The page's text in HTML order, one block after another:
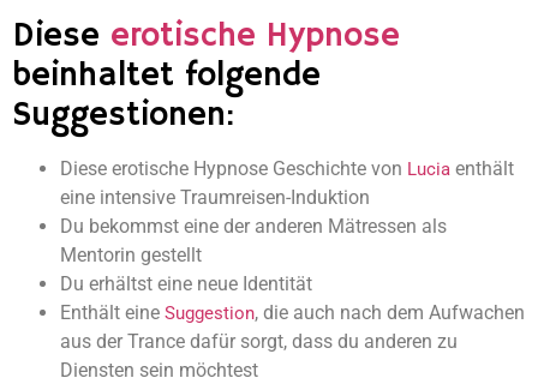
Diese erotische Hypnose
beinhaltet folgende
Suggestionen:
Diese erotische Hypnose Geschichte von Lucia enthält
eine intensive Traumreisen-Induktion
Du bekommst eine der anderen Mätressen als
Mentorin gestellt
Du erhältst eine neue Identität
Enthält eine Suggestion, die auch nach dem Aufwachen
aus der Trance dafür sorgt, dass du anderen zu
Diensten sein möchtest